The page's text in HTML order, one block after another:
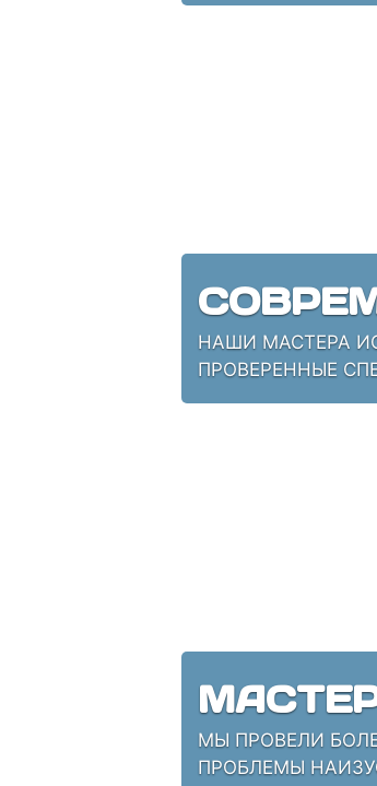
НАШИ МАСТЕРА
ПРОВЕРЕННЫЕ
МЫ ПРОВЕЛИ
ПРОБЛЕМЫ